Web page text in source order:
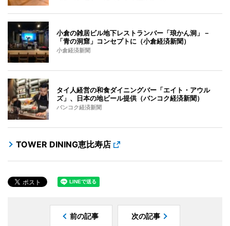
小倉の雑居ビル地下レストランバー「琅かん洞」－
「青の洞窟」コンセプトに（小倉経済新聞）
小倉経済新聞
タイ人経営の和食ダイニングバー「エイト・アウル
ズ」、日本の地ビール提供（バンコク経済新聞）
バンコク経済新聞
TOWER DINING恵比寿店
前の記事 次の記事